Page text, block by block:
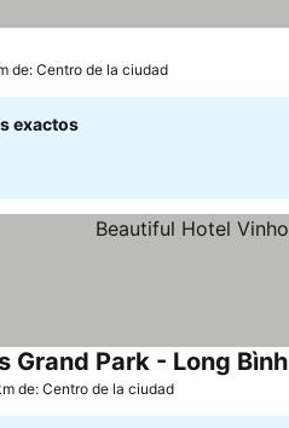
de: Centro de la ciudad
exactos
Grand Park - Long Bình
de: Centro de la ciudad